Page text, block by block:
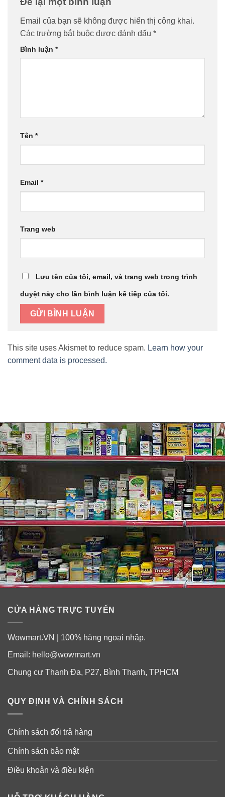
Email của bạn sẽ không được hiển thị công khai.
Các trường bắt buộc được đánh dấu *
Bình luận *
Tên *
Email *
Trang web
Lưu tên của tôi, email, và trang web trong trình
duyệt này cho lần bình luận kế tiếp của tôi.
This site uses Akismet to reduce spam. Learn how your
comment data is processed.
CỬA HÀNG TRỰC TUYẾN
Wowmart.VN | 100% hàng ngoại nhập.
Email: hello@wowmart.vn
Chung cư Thanh Đa, P27, Bình Thạnh, TPHCM
QUY ĐỊNH VÀ CHÍNH SÁCH
Chính sách đổi trả hàng
Chính sách bảo mật
Điều khoản và điều kiện